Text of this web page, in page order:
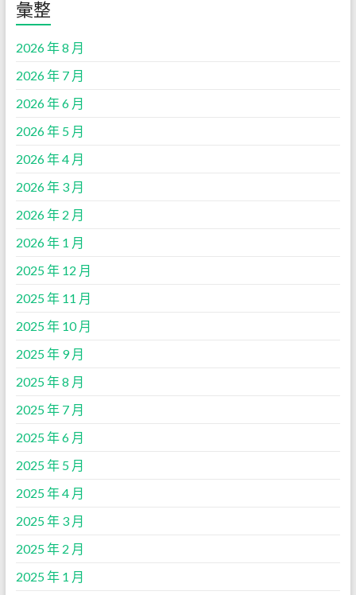
彙整
2026 年 8 月
2026 年 7 月
2026 年 6 月
2026 年 5 月
2026 年 4 月
2026 年 3 月
2026 年 2 月
2026 年 1 月
2025 年 12 月
2025 年 11 月
2025 年 10 月
2025 年 9 月
2025 年 8 月
2025 年 7 月
2025 年 6 月
2025 年 5 月
2025 年 4 月
2025 年 3 月
2025 年 2 月
2025 年 1 月